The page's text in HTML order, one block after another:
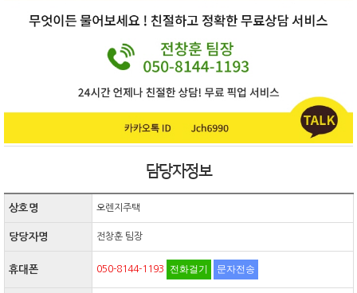
담당자정보
상호명 오렌지주택
당당자명 전창훈 팀장
휴대폰 050-8144-1193 전화걸기 문자전송